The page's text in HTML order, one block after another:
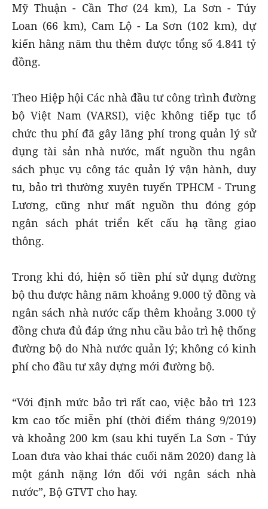
Mỹ Thuận - Cần Thơ (24 km), La Sơn - Túy
Loan (66 km), Cam Lộ - La Sơn (102 km), dự
kiến hằng năm thu thêm được tổng số 4.841 tỷ
đồng.
Theo Hiệp hội Các nhà đầu tư công trình đường
bộ Việt Nam (VARSI), việc không tiếp tục tổ
chức thu phí đã gây lãng phí trong quản lý sử
dụng tài sản nhà nước, mất nguồn thu ngân
sách phục vụ công tác quản lý vận hành, duy
tu, bảo trì thường xuyên tuyến TPHCM - Trung
Lương, cũng như mất nguồn thu đóng góp
ngân sách phát triển kết cấu hạ tầng giao
thông.
Trong khi đó, hiện số tiền phí sử dụng đường
bộ thu được hằng năm khoảng 9.000 tỷ đồng và
ngân sách nhà nước cấp thêm khoảng 3.000 tỷ
đồng chưa đủ đáp ứng nhu cầu bảo trì hệ thống
đường bộ do Nhà nước quản lý; không có kinh
phí cho đầu tư xây dựng mới đường bộ.
“Với định mức bảo trì rất cao, việc bảo trì 123
km cao tốc miễn phí (thời điểm tháng 9/2019)
và khoảng 200 km (sau khi tuyến La Sơn - Túy
Loan đưa vào khai thác cuối năm 2020) đang là
một gánh nặng lớn đối với ngân sách nhà
nước”, Bộ GTVT cho hay.